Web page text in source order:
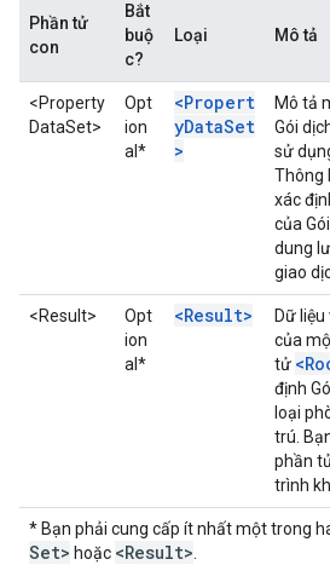
Phần tử
con
Bắt
buộ
c?
Loại Mô tả
<Property
DataSet>
Opt
ion
al*
<Propert
yDataSet
>
Mô tả
Gói
sử
Thông
xác
của
dung
giao
<Result>
Opt
ion
al*
<Result>
Dữ
của
tử
định
loại
trú.
phần
trình
* Bạn phải cung cấp ít nhất một trong
Set> hoặc <Result>